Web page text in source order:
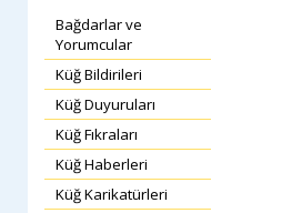
Bağdarlar ve
Yorumcular
Küğ Bildirileri
Küğ Duyuruları
Küğ Fıkraları
Küğ Haberleri
Küğ Karikatürleri